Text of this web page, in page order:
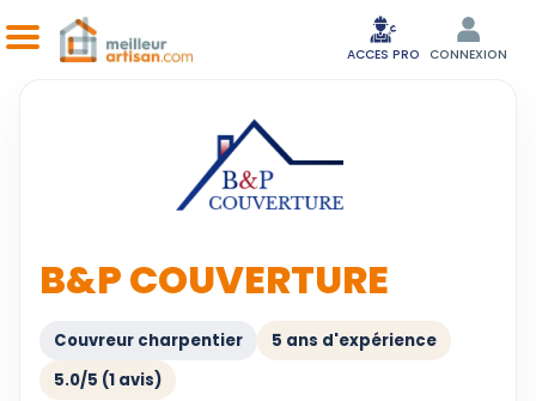
ACCES PRO CONNEXION
B&P COUVERTURE
Couvreur charpentier
5 ans d'expérience
5.0/5 (1 avis)